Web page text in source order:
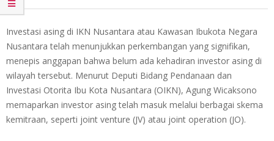
Investasi asing di IKN Nusantara atau Kawasan Ibukota Negara
Nusantara telah menunjukkan perkembangan yang signifikan,
menepis anggapan bahwa belum ada kehadiran investor asing di
wilayah tersebut. Menurut Deputi Bidang Pendanaan dan
Investasi Otorita Ibu Kota Nusantara (OIKN), Agung Wicaksono
memaparkan investor asing telah masuk melalui berbagai skema
kemitraan, seperti joint venture (JV) atau joint operation (JO).